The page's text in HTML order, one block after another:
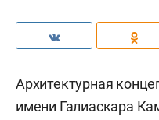
Архитектурная
имени Галиаскара